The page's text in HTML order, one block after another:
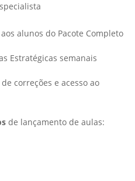
alunos do Pacote Completo
Estratégicas semanais
correções e acesso ao
de lançamento de aulas: